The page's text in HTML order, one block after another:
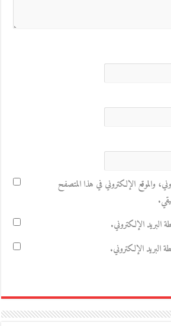
والموقع الإلكتروني في هذا المتصفح
البريد الإلكتروني.
البريد الإلكتروني.